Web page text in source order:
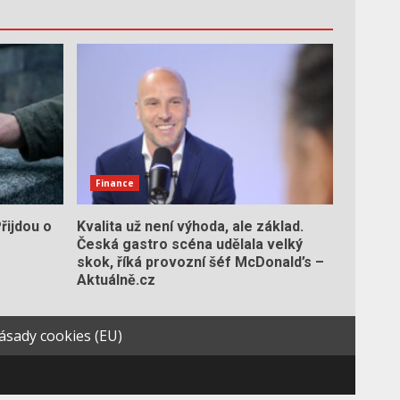
o
Finance
Kvalita už není výhoda, ale základ.
Česká gastro scéna udělala velký
skok, říká provozní šéf McDonald’s –
Aktuálně.cz
cookies (EU)